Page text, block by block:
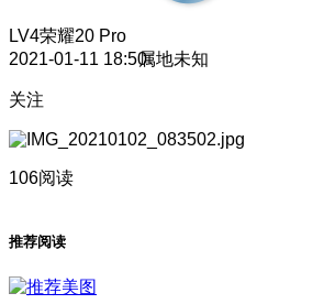
LV4荣耀20 Pro
2021-01-11 18:50属地未知
关注
106阅读
推荐阅读